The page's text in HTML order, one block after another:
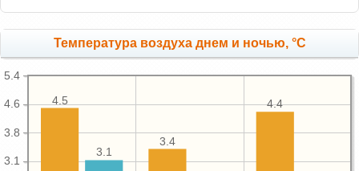
Температура воздуха днем и ночью, °C
3.1
3.8
4.6
5.4
4.4
3.4
4.5
3.1